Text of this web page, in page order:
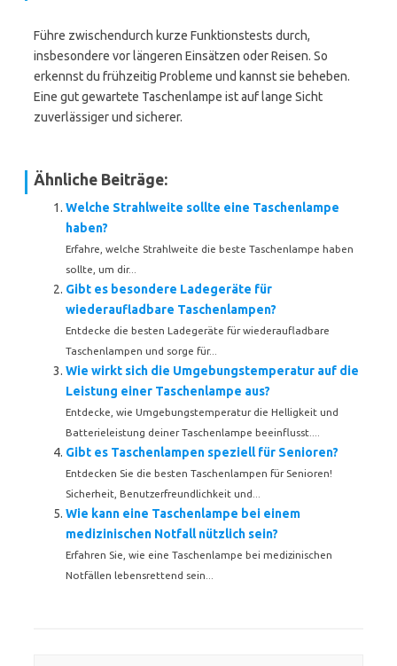
Führe zwischendurch kurze Funktionstests durch,
insbesondere vor längeren Einsätzen oder Reisen. So
erkennst du frühzeitig Probleme und kannst sie beheben.
Eine gut gewartete Taschenlampe ist auf lange Sicht
zuverlässiger und sicherer.
Ähnliche Beiträge:
Welche Strahlweite sollte eine Taschenlampe
haben?
Erfahre, welche Strahlweite die beste Taschenlampe haben
sollte, um dir...
Gibt es besondere Ladegeräte für
wiederaufladbare Taschenlampen?
Entdecke die besten Ladegeräte für wiederaufladbare
Taschenlampen und sorge für...
Wie wirkt sich die Umgebungstemperatur auf die
Leistung einer Taschenlampe aus?
Entdecke, wie Umgebungstemperatur die Helligkeit und
Batterieleistung deiner Taschenlampe beeinflusst....
Gibt es Taschenlampen speziell für Senioren?
Entdecken Sie die besten Taschenlampen für Senioren!
Sicherheit, Benutzerfreundlichkeit und...
Wie kann eine Taschenlampe bei einem
medizinischen Notfall nützlich sein?
Erfahren Sie, wie eine Taschenlampe bei medizinischen
Notfällen lebensrettend sein...